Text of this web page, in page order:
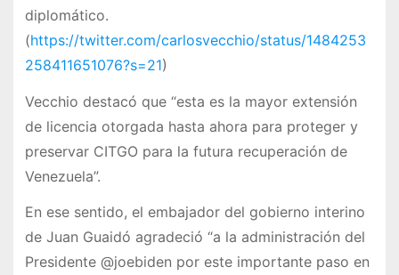
diplomático.
(https://twitter.com/carlosvecchio/status/1484253
258411651076?s=21)
Vecchio destacó que “esta es la mayor extensión
de licencia otorgada hasta ahora para proteger y
preservar CITGO para la futura recuperación de
Venezuela”.
En ese sentido, el embajador del gobierno interino
de Juan Guaidó agradeció “a la administración del
Presidente @joebiden por este importante paso en